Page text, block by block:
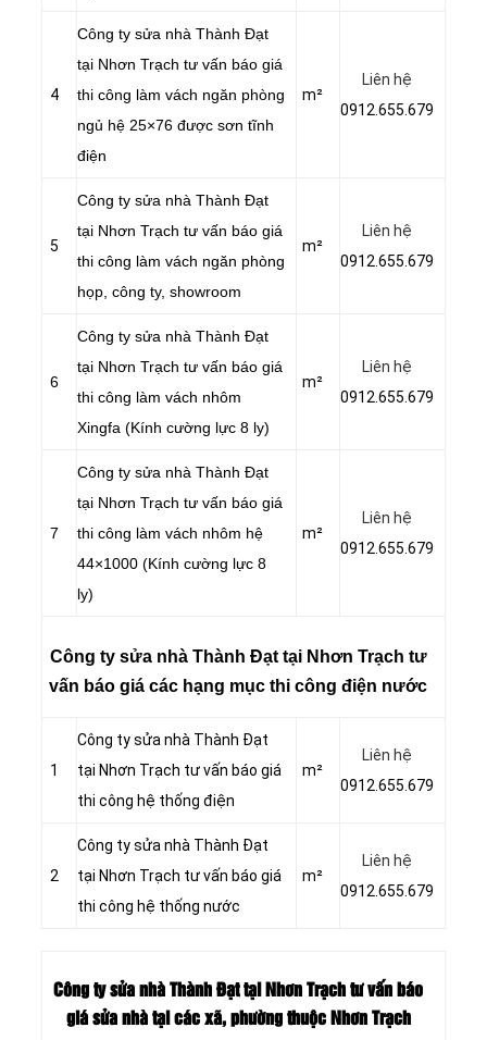
4
Công ty sửa nhà Thành Đạt
tại Nhơn Trạch tư vấn báo giá
thi công làm vách ngăn phòng
ngủ hệ 25×76 được sơn tĩnh
điện
m²
Liên hệ
0912.655.679
5
Công ty sửa nhà Thành Đạt
tại Nhơn Trạch tư vấn báo giá
thi công làm vách ngăn phòng
họp, công ty, showroom
m²
Liên hệ
0912.655.679
6
Công ty sửa nhà Thành Đạt
tại Nhơn Trạch tư vấn báo giá
thi công làm vách nhôm
Xingfa (Kính cường lực 8 ly)
m²
Liên hệ
0912.655.679
7
Công ty sửa nhà Thành Đạt
tại Nhơn Trạch tư vấn báo giá
thi công làm vách nhôm hệ
44×1000 (Kính cường lực 8
ly)
m²
Liên hệ
0912.655.679
Công ty sửa nhà Thành Đạt tại Nhơn Trạch tư
vấn báo giá các hạng mục thi công điện nước
1
Công ty sửa nhà Thành Đạt
tại Nhơn Trạch tư vấn báo giá
thi công hệ thống điện
m²
Liên hệ
0912.655.679
2
Công ty sửa nhà Thành Đạt
tại Nhơn Trạch tư vấn báo giá
thi công hệ thống nước
m²
Liên hệ
0912.655.679
Công ty sửa nhà Thành Đạt tại Nhơn Trạch tư vấn báo
giásửa nhà tại các xã, phường thuộc Nhơn Trạch